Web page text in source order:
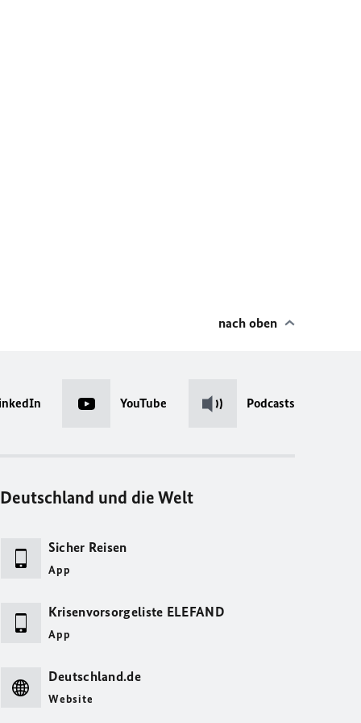
nach oben
YouTube Podcasts
Deutschland und die Welt
Sicher Reisen
App
Krisenvorsorgeliste ELEFAND
App
Deutschland.de
Website